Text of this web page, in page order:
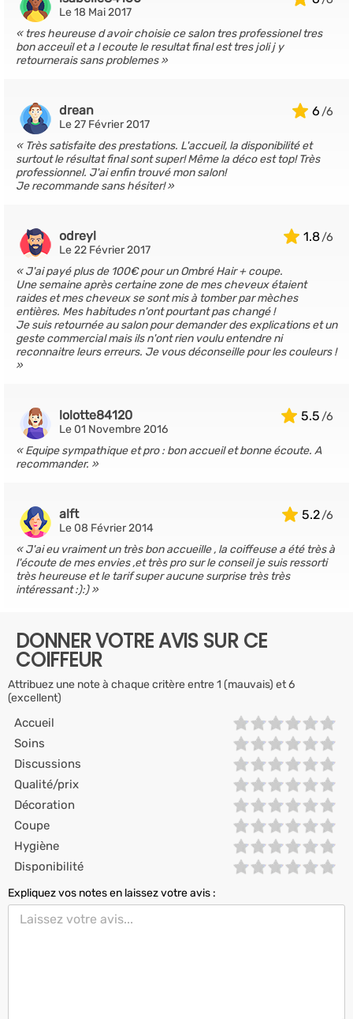
Le 18 Mai 2017
tres heureuse d avoir choisie ce salon tres professionel tres
bon acceuil et a l ecoute le resultat final est tres joli j y
retournerais sans problemes
6
drean
Le 27 Février 2017
Très satisfaite des prestations. L'accueil, la disponibilité et
surtout le résultat final sont super! Même la déco est top! Très
professionnel. J'ai enfin trouvé mon salon!
Je recommande sans hésiter!
1.8
odreyl
Le 22 Février 2017
J'ai payé plus de 100€ pour un Ombré Hair + coupe.
Une semaine après certaine zone de mes cheveux étaient
raides et mes cheveux se sont mis à tomber par mèches
entières. Mes habitudes n'ont pourtant pas changé !
Je suis retournée au salon pour demander des explications et un
geste commercial mais ils n'ont rien voulu entendre ni
reconnaitre leurs erreurs. Je vous déconseille pour les couleurs !
5.5
lolotte84120
Le 01 Novembre 2016
Equipe sympathique et pro : bon accueil et bonne écoute. A
recommander.
5.2
alft
Le 08 Février 2014
J'ai eu vraiment un très bon accueille , la coiffeuse a été très à
l'écoute de mes envies ,et très pro sur le conseil je suis ressorti
très heureuse et le tarif super aucune surprise très très
intéressant :):)
DONNER VOTRE AVIS SUR CE
COIFFEUR
Attribuez une note à chaque critère entre 1 (mauvais) et 6
(excellent)
Accueil
Soins
Discussions
Qualité/prix
Décoration
Coupe
Hygiène
Disponibilité
Expliquez vos notes en laissez votre avis :